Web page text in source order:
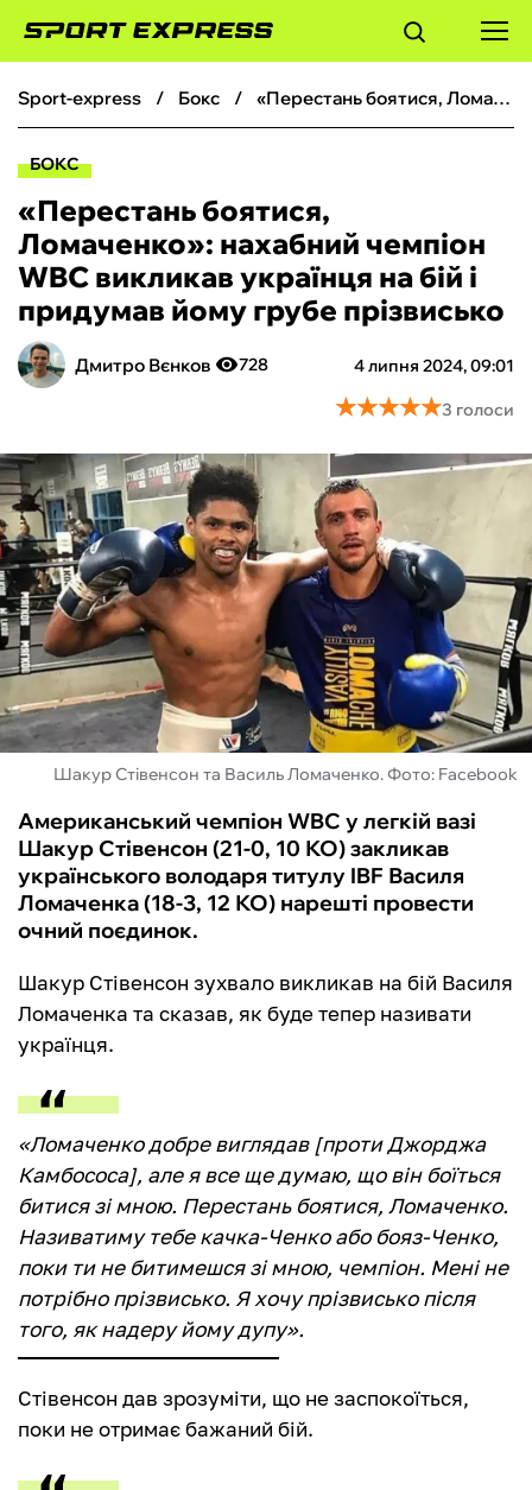
ФУТБОЛ
БОКС
ХОКЕЙ
ТЕНІС
КІБЕРСПОРТ
ЧС-2026
ФУТЗАЛ
ІНШІ
БУКМЕКЕРИ
sport-express бокс «Перестань боятися, Ломаченко»: нахабний чемпіон WBC викликав українця на бій і придумав йому грубе прізвисько
БОКС
«Перестань боятися,
Ломаченко»: нахабний чемпіон
WBC викликав українця на бій і
придумав йому грубе прізвисько
Дмитро Вєнков 4 липня 2024, 09:01
728
★★★★★
★★★★★3 голоси
Шакур Стівенсон та Василь Ломаченко. Фото: Facebook
Американський чемпіон WBC у легкій вазі
Шакур Стівенсон (21-0, 10 КО) закликав
українського володаря титулу IBF Василя
Ломаченка (18-3, 12 КО) нарешті провести
очний поєдинок.
Шакур Стівенсон зухвало викликав на бій Василя
Ломаченка та сказав, як буде тепер називати
українця.
«Ломаченко добре виглядав [проти Джорджа
Камбососа], але я все ще думаю, що він боїться
битися зі мною. Перестань боятися, Ломаченко.
Називатиму тебе качка-Ченко або бояз-Ченко,
поки ти не битимешся зі мною, чемпіон. Мені не
потрібно прізвисько. Я хочу прізвисько після
того, як надеру йому дупу».
Стівенсон дав зрозуміти, що не заспокоїться,
поки не отримає бажаний бій.